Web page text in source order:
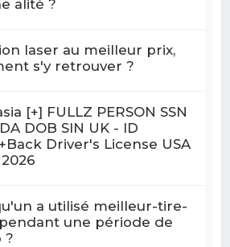
alité ?
laser au meilleur prix,
s'y retrouver ?
[+] FULLZ PERSON SSN
DOB SIN UK - ID
Driver's License USA
a utilisé meilleur-tire-
une période de
?